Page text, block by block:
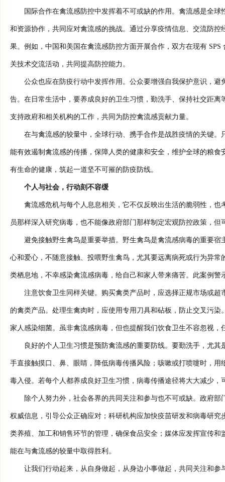
国际合作在禽流感防控中发挥着不可或缺的作用。禽流感是全球
和资源协作，共同应对禽流感的挑战。通过分享疫情信息、交流防
果。例如，中国和美国在禽流感防控方面开展合作，双方在现有
关技术交流活动，共同提高防控能力。
公众也应在防疫行动中发挥作用。公众要增强自我保护意识，避
告。在日常生活中，要养成良好的卫生习惯，勤洗手、保持社交距
支持政府和相关机构的工作，共同为防控禽流感贡献力量。
在与禽流感的较量中，全球行动、携手合作是战胜疫情的关键。
能有效遏制禽流感的传播，保障人类的健康和安全，维护全球的粮
有生命的健康，筑起一道坚不可摧的防疫防线。
个人与社会，行动刻不容缓
禽流感危机与每个人息息相关，它不仅反映出生活的脆弱性，也
员那样深入研究病毒，也不能像政府部门那样制定宏观防控政策，
避免接触野生禽鸟是重要举措。野生禽鸟是禽流感病毒的重要宿
心和爱心，不随意接触、投喂野生禽鸟，尤其要远离病死或行为异
类栖息地，不幸感染禽流感病毒，给自己和家人带来痛苦。此案例警
注意饮食卫生同样关键。购买禽类产品时，应选择正规市场或超
的禽类产品。处理生禽肉时，应使用专用刀具和砧板，防止交叉污
家人感染细菌。虽非禽流感病毒，但也提醒我们饮食卫生不容忽视，
良好的个人卫生习惯是预防禽流感的重要防线。要勤洗手，尤其
手直接触摸口、鼻、眼睛，降低病毒传播风险；咳嗽或打喷嚏时，
毒入侵。若每个人都养成良好卫生习惯，病毒传播途径将大大减少，
除个人努力外，社会各界的共同关注和参与也不可或缺。政府部
权威信息，引导公众正确应对；科研机构应加快疫苗研发和病毒研
类养殖、加工和销售环节的管理，确保食品安全；媒体应发挥宣传
能在与禽流感的较量中取得胜利。
让我们行动起来，从自身做起，从身边小事做起，共同关注和参